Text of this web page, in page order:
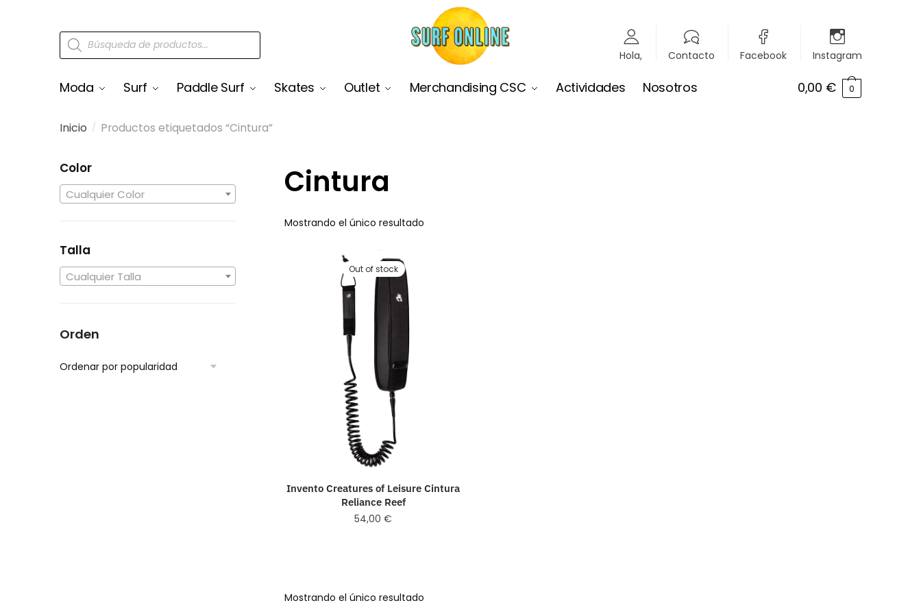
Hola, Contacto Facebook Instagram
Moda Surf Paddle Surf Skates Outlet Merchandising CSC Actividades Nosotros 0,00 € 0
Inicio / Productos etiquetados “Cintura”
Cintura
Mostrando el único resultado
Out of stock
Invento Creatures of Leisure Cintura
Reliance Reef
54,00€
Mostrando el único resultado
Color
Cualquier Color
Talla
Cualquier Talla
Orden